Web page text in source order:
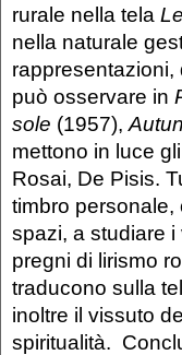
rurale nella tela
nella naturale
rappresentazioni,
può osservare in
sole (1957),
mettono in luce
Rosai, De Pisis.
timbro
spazi, a studiare
pregni di lirismo
traducono sulla
inoltre il vissuto
spiritualità.